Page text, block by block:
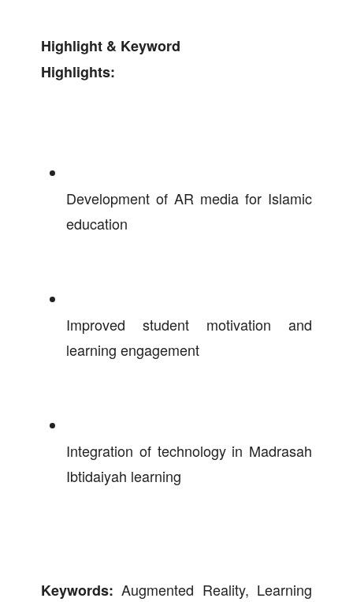
Highlight & Keyword
Highlights:
Development of AR media for Islamic
education
Improved student motivation and
learning engagement
Integration of technology in Madrasah
Ibtidaiyah learning
Keywords: Augmented Reality, Learning